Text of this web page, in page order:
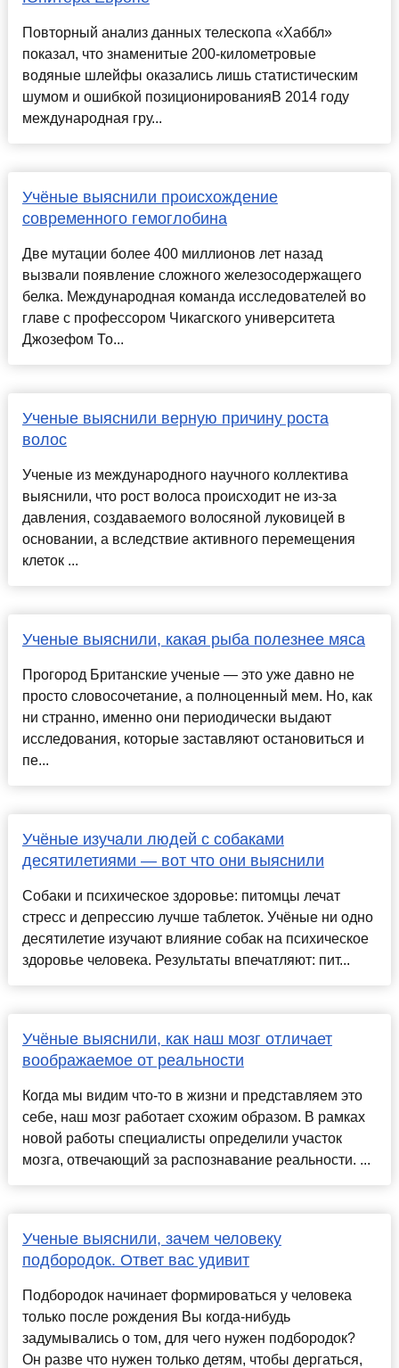
Повторный анализ данных телескопа «Хаббл»
показал, что знаменитые 200-километровые
водяные шлейфы оказались лишь статистическим
шумом и ошибкой позиционированияВ 2014 году
международная гру...
Учёные выяснили происхождение
современного гемоглобина
Две мутации более 400 миллионов лет назад
вызвали появление сложного железосодержащего
белка. Международная команда исследователей во
главе с профессором Чикагского университета
Джозефом То...
Ученые выяснили верную причину роста
волос
Ученые из международного научного коллектива
выяснили, что рост волоса происходит не из-за
давления, создаваемого волосяной луковицей в
основании, а вследствие активного перемещения
клеток ...
Ученые выяснили, какая рыба полезнее мяса
Прогород Британские ученые — это уже давно не
просто словосочетание, а полноценный мем. Но, как
ни странно, именно они периодически выдают
исследования, которые заставляют остановиться и
пе...
Учёные изучали людей с собаками
десятилетиями — вот что они выяснили
Собаки и психическое здоровье: питомцы лечат
стресс и депрессию лучше таблеток. Учёные ни одно
десятилетие изучают влияние собак на психическое
здоровье человека. Результаты впечатляют: пит...
Учёные выяснили, как наш мозг отличает
воображаемое от реальности
Когда мы видим что-то в жизни и представляем это
себе, наш мозг работает схожим образом. В рамках
новой работы специалисты определили участок
мозга, отвечающий за распознавание реальности. ...
Ученые выяснили, зачем человеку
подбородок. Ответ вас удивит
Подбородок начинает формироваться у человека
только после рождения Вы когда-нибудь
задумывались о том, для чего нужен подбородок?
Он разве что нужен только детям, чтобы дергаться,